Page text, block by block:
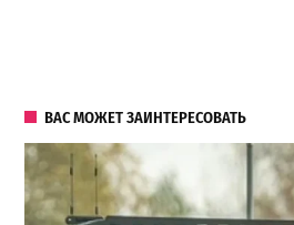
ВАС МОЖЕТ ЗАИНТЕРЕСОВАТЬ